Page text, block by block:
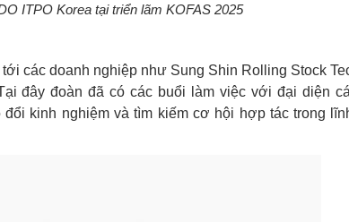
ITPO Korea tại triển lãm KOFAS 2025
các doanh nghiệp như Sung Shin Rolling Stock
đây đoàn đã có các buổi làm việc với đại diện
kinh nghiệm và tìm kiếm cơ hội hợp tác trong